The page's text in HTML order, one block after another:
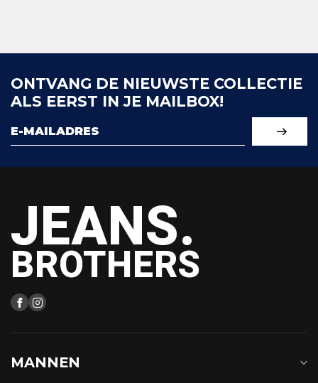
ONTVANG DE NIEUWSTE COLLECTIE
ALS EERST IN JE MAILBOX!
JEANS.
BROTHERS
MANNEN